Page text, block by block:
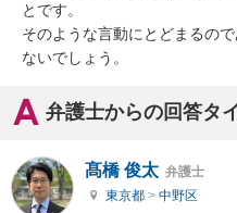
とです。
そのような言動にとどまるの
ないでしょう。
弁護士からの回答タ
髙橋 俊太 弁護士
東京都 > 中野区